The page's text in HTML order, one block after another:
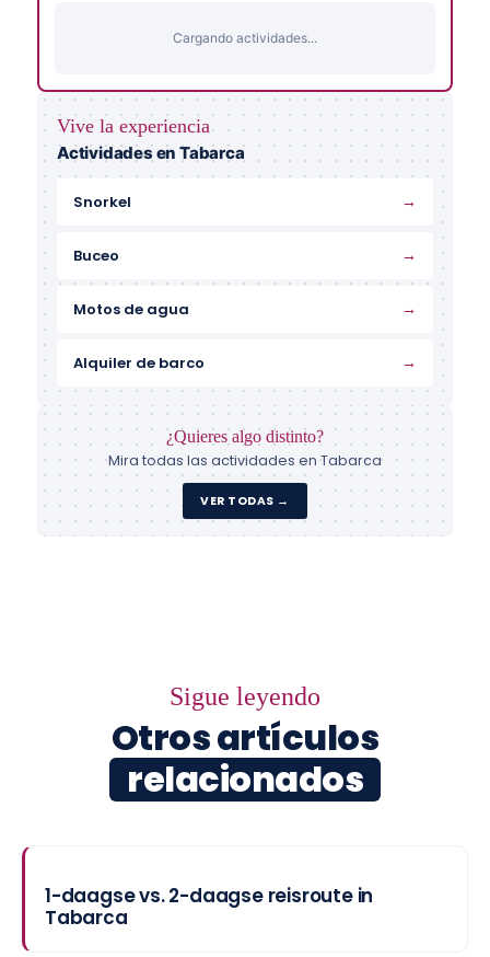
Cargando actividades...
Vive la experiencia
Actividades en Tabarca
Snorkel →
Buceo →
Motos de agua →
Alquiler de barco →
¿Quieres algo distinto?
Mira todas las actividades en Tabarca
VER TODAS →
Sigue leyendo
Otros artículos
relacionados
1-daagse vs. 2-daagse reisroute in
Tabarca